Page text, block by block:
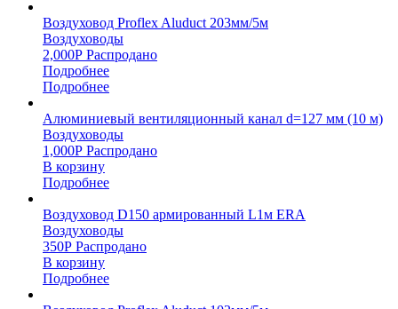
Воздуховод Proflex Aluduct 203мм/5м
Воздуховоды
2,000Р Распродано
Подробнее
Подробнее
Алюминиевый вентиляционный канал d=127 мм (10 м)
Воздуховоды
1,000Р Распродано
В корзину
Подробнее
Воздуховод D150 армированный L1м ERA
Воздуховоды
350Р Распродано
В корзину
Подробнее